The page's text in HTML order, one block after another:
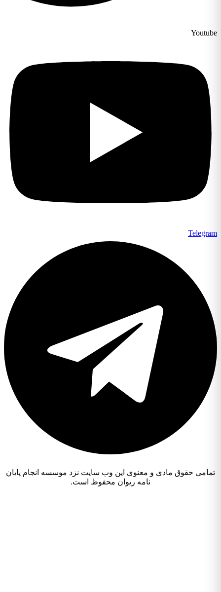
Youtube
Telegram
تمامی حقوق مادی و معنوی این وب سایت نزد موسسه انجام پایان
نامه ریوان محفوظ است.